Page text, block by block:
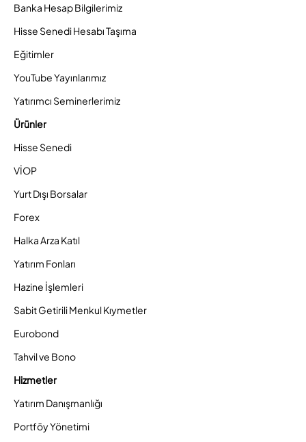
Banka Hesap Bilgilerimiz
Hisse Senedi Hesabı Taşıma
Eğitimler
YouTube Yayınlarımız
Yatırımcı Seminerlerimiz
Ürünler
Hisse Senedi
VİOP
Yurt Dışı Borsalar
Forex
Halka Arza Katıl
Yatırım Fonları
Hazine İşlemleri
Sabit Getirili Menkul Kıymetler
Eurobond
Tahvil ve Bono
Hizmetler
Yatırım Danışmanlığı
Portföy Yönetimi